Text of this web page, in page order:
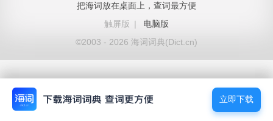
把海词放在桌面上，查词最方便
触屏版
|
电脑版
©2003 - 2026 海词词典(Dict.cn)
立即下载
立即下载